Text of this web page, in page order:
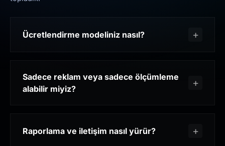
Ücretlendirme modeliniz nasıl?
Sadece reklam veya sadece ölçümleme
alabilir miyiz?
Raporlama ve iletişim nasıl yürür?